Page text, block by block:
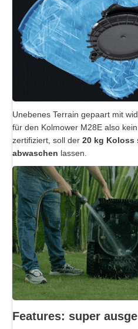
Unebenes Terrain gepaart mit
für den Kolmower M28E also
zertifiziert, soll der 20 kg Koloss
abwaschen lassen.
Features: super